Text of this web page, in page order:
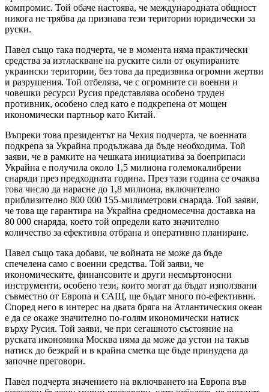
компромис. Той обаче настоява, че международната общност
никога не трябва да признава тези територии юридически за
руски.
Павел също така подчерта, че в момента няма практически
средства за изтласкване на руските сили от окупираните
украински територии, без това да предизвика огромни жертви
и разрушения. Той отбеляза, че с огромните си военни и
човешки ресурси Русия представлява особено труден
противник, особено след като е подкрепена от мощен
икономически партньор като Китай.
Въпреки това президентът на Чехия подчерта, че военната
подкрепа за Украйна продължава да бъде необходима. Той
заяви, че в рамките на чешката инициатива за боеприпаси
Украйна е получила около 1,5 милиона големокалибрени
снаряди през предходната година. През тази година се очаква
това число да нарасне до 1,8 милиона, включително
приблизително 800 000 155-милиметрови снаряда. Той заяви,
че това ще гарантира на Украйна средномесечна доставка на
80 000 снаряда, което той определи като значително
количество за ефективна отбрана и оперативно планиране.
Павел също така добави, че войната не може да бъде
спечелена само с военни средства. Той заяви, че
икономическите, финансовите и други несмъртоносни
инструменти, особено тези, които могат да бъдат използвани
съвместно от Европа и САЩ, ще бъдат много по-ефективни.
Според него в интерес на двата бряга на Атлантическия океан
е да се окаже значително по-голям икономически натиск
върху Русия. Той заяви, че при сегашното състояние на
руската икономика Москва няма да може да устои на такъв
натиск до безкрай и в крайна сметка ще бъде принудена да
започне преговори.
Павел подчерта значението на включването на Европа във